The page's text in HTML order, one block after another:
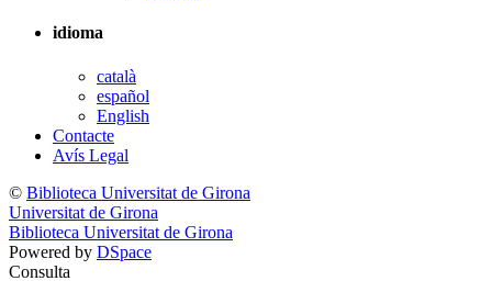
idioma
català
español
English
Contacte
Avís Legal
© Biblioteca Universitat de Girona
Universitat de Girona
Biblioteca Universitat de Girona
Powered by DSpace
Consulta